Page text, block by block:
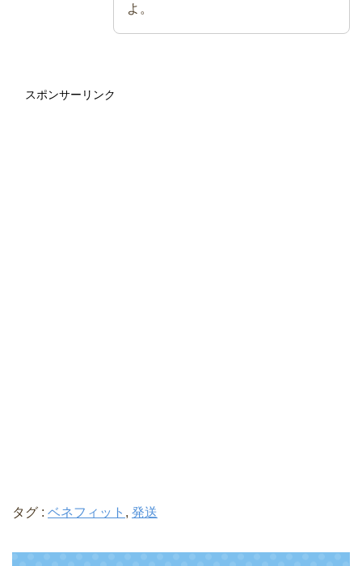
よ。
スポンサーリンク
タグ : ベネフィット , 発送